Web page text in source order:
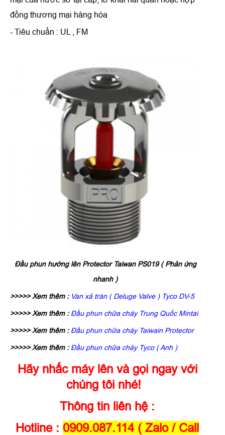
đồng thương mại hàng hóa
- Tiêu chuẩn : UL , FM
Đầu phun hướng lên Protector Taiwan PS019 ( Phản ứng
nhanh )
>>>>> Xem thêm : Van xả tràn ( Deluge Valve ) Tyco DV-5
>>>>> Xem thêm : Đầu phun chữa cháy Trung Quốc Mintai
>>>>> Xem thêm : Đầu phun chữa cháy Taiwain Protector
>>>>> Xem thêm : Đầu phun chữa cháy Tyco ( Anh )
Hãy nhấc máy lên và gọi ngay với
chúng tôi nhé!
Thông tin liên hệ :
Hotline : 0909.087.114 ( Zalo / Call